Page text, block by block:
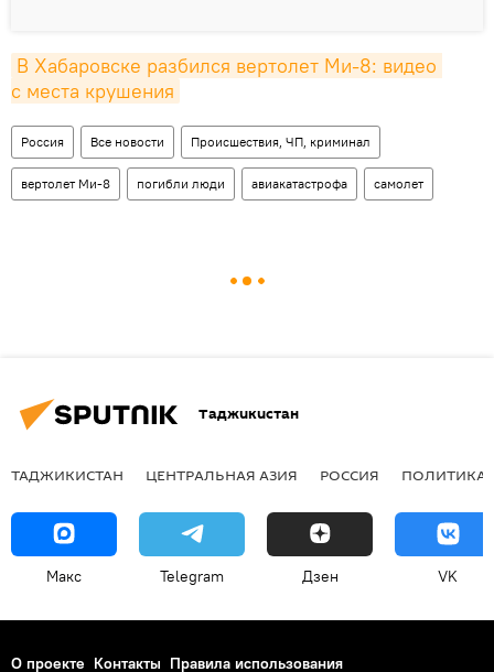
В Хабаровске разбился вертолет Ми-8: видео
с места крушения
Россия Все новости Происшествия, ЧП, криминал
вертолет Ми-8 погибли люди авиакатастрофа самолет
Таджикистан
ТАДЖИКИСТАН ЦЕНТРАЛЬНАЯ АЗИЯ РОССИЯ ПОЛИТИКА
Макс Telegram Дзен VK
О проекте Контакты Правила использования